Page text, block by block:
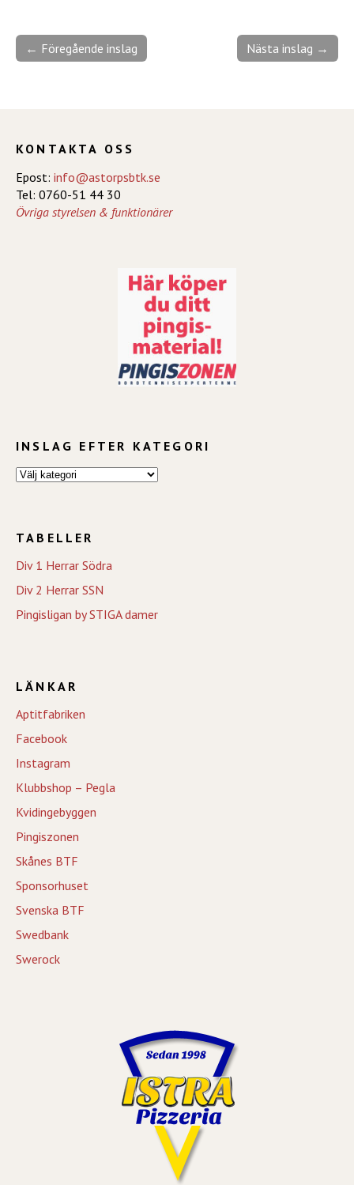
Nästa inslag →
← Föregående inslag
KONTAKTA OSS
Epost: info@astorpsbtk.se
Tel: 0760-51 44 30
Övriga styrelsen & funktionärer
INSLAG EFTER KATEGORI
TABELLER
Div 1 Herrar Södra
Div 2 Herrar SSN
Pingisligan by STIGA damer
LÄNKAR
Aptitfabriken
Facebook
Instagram
Klubbshop – Pegla
Kvidingebyggen
Pingiszonen
Skånes BTF
Sponsorhuset
Svenska BTF
Swedbank
Swerock